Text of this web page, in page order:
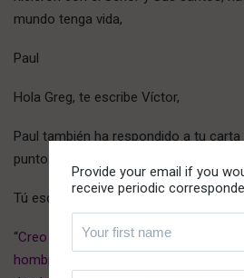
mundo tenga vida,
Paul
Hola Greg, te escribe Víctor,
Paul también ha respondido a tu
puntos. Yo tengo esto que decir en
Tú escribes:
“Creo que lo que me molesta es que
hombre y, en consecuencia, un
Provide your email if you
receive periodic